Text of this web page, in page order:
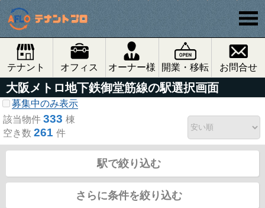
テナント オフィス オーナー様 開業・移転 お問合せ
大阪メトロ地下鉄御堂筋線の駅選択画面
募集中のみ表示
該当物件 333 棟
空き数 261 件
駅で絞り込む
さらに条件を絞り込む